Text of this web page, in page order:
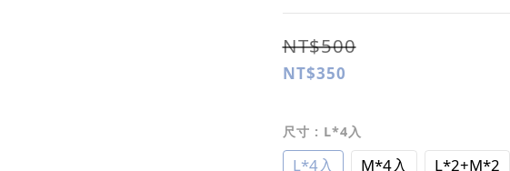
NT$500
NT$350
尺寸 : L*4入
L*4入 M*4入 L*2+M*2